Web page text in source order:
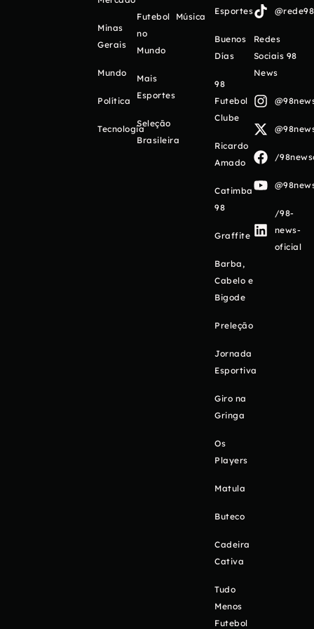
Minas
Gerais
Mundo
Política
Tecnologia
Futebol
no
Mundo
Mais
Esportes
Seleção
Brasileira
Música
Esportes
Buenos
Días
98
Futebol
Clube
Ricardo
Amado
Catimba
98
Graffite
Barba,
Cabelo e
Bigode
Preleção
Jornada
Esportiva
Giro na
Gringa
Os
Players
Matula
Buteco
Cadeira
Cativa
Tudo
Menos
Futebol
Redes
Sociais 98
News
/
/98-
news-
oficial